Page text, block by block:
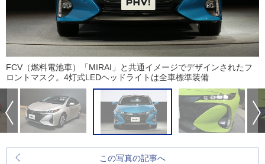
FCV（燃料電池車）「MIRAI」と共通イメージでデザインされたフ
ロントマスク。4灯式LEDヘッドライトは全車標準装備
この写真の記事へ